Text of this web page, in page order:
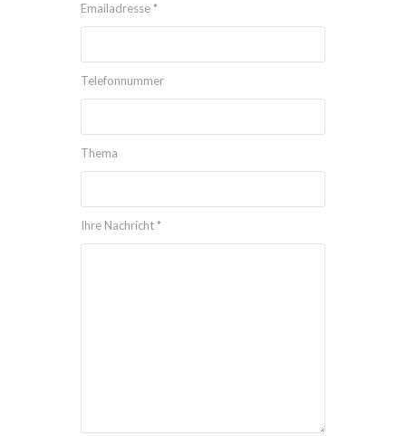
Emailadresse *
Telefonnummer
Thema
Ihre Nachricht *